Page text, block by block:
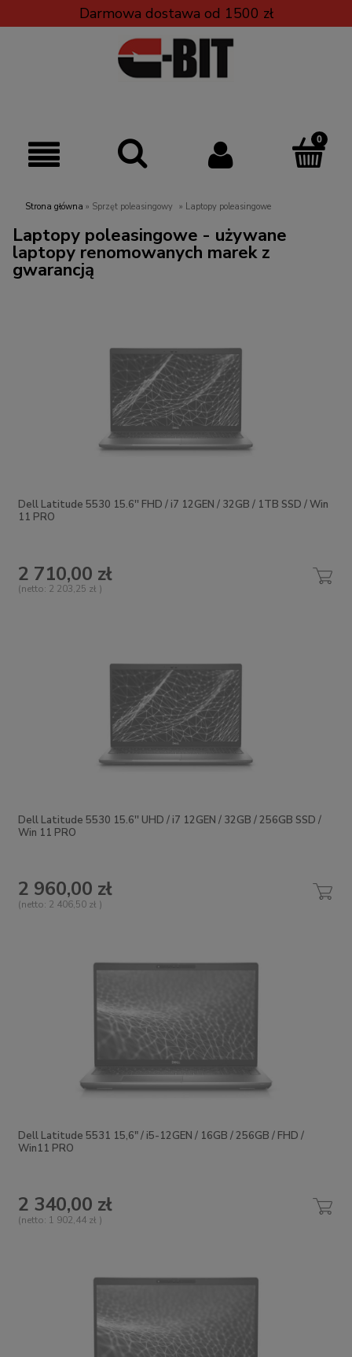
Darmowa dostawa od 1500 zł
Strona główna » Sprzęt poleasingowy » Laptopy poleasingowe
Laptopy poleasingowe - używane
laptopy renomowanych marek z
gwarancją
Dell Latitude 5530 15.6'' FHD / i7 12GEN / 32GB / 1TB SSD / Win
11 PRO
2 710,00 zł
(netto: 2 203,25 zł )
Dell Latitude 5530 15.6'' UHD / i7 12GEN / 32GB / 256GB SSD /
Win 11 PRO
2 960,00 zł
(netto: 2 406,50 zł )
Dell Latitude 5531 15,6" / i5-12GEN / 16GB / 256GB / FHD /
Win11 PRO
2 340,00 zł
(netto: 1 902,44 zł )